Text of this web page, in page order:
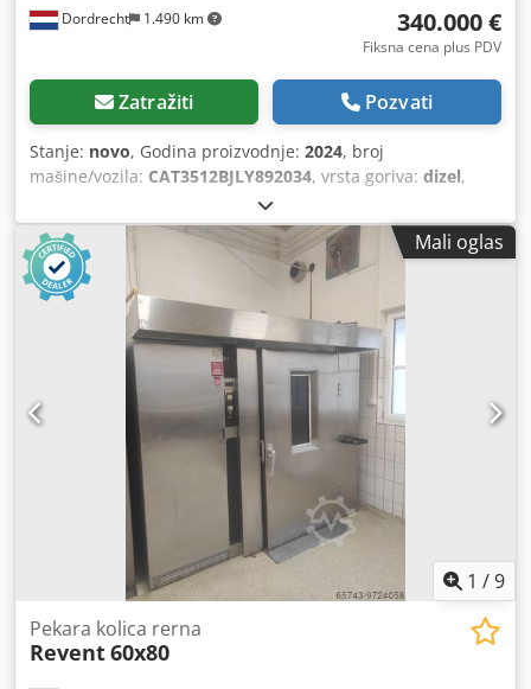
Dordrecht 1.490 km 340.000 €
Fiksna cena plus PDV
Zatražiti Pozvati
Stanje: novo, Godina proizvodnje: 2024, broj
mašine/vozila: CAT3512BJLY892034, vrsta goriva: dizel,
1.280 kW (1.740,31 KS), proizvođač motora:
Caterpillar 3512B, Namena: Građevinarstvo Prazna masa:
14.000 kg Snaga generatora: 1.600 kVA Dimenzije tovarnog
prostora: 572 x 208 x 222 cm CE oznaka: da Opšte stanje:
veoma dobro Tehničko stanje: veoma dobro Vizuelno
stanje: veoma dobro Za više informacija kontaktirajte tim
DPX. = Dodatne opcije i oprema = Djdpjwvdvuofx Ahgsck -
Baterija - Kontrolna tabla
Mali oglas
1 /9
Pekara kolica rerna
Revent60x80